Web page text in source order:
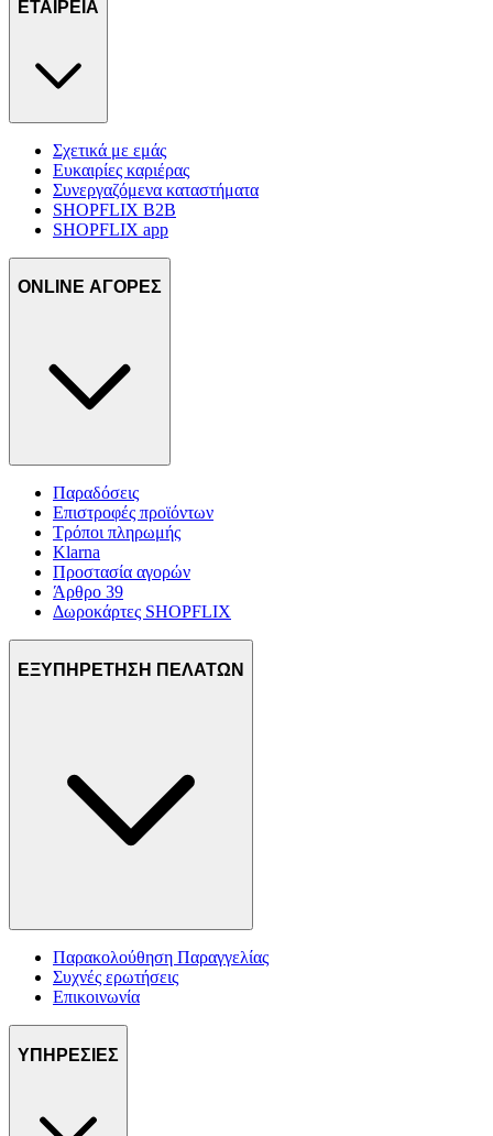
ΕΤΑΙΡΕΙΑ
Σχετικά με εμάς
Ευκαιρίες καριέρας
Συνεργαζόμενα καταστήματα
SHOPFLIX B2B
SHOPFLIX app
ONLINE ΑΓΟΡΕΣ
Παραδόσεις
Επιστροφές προϊόντων
Τρόποι πληρωμής
Klarna
Προστασία αγορών
Άρθρο 39
Δωροκάρτες SHOPFLIX
ΕΞΥΠΗΡΕΤΗΣΗ ΠΕΛΑΤΩΝ
Παρακολούθηση Παραγγελίας
Συχνές ερωτήσεις
Επικοινωνία
ΥΠΗΡΕΣΙΕΣ